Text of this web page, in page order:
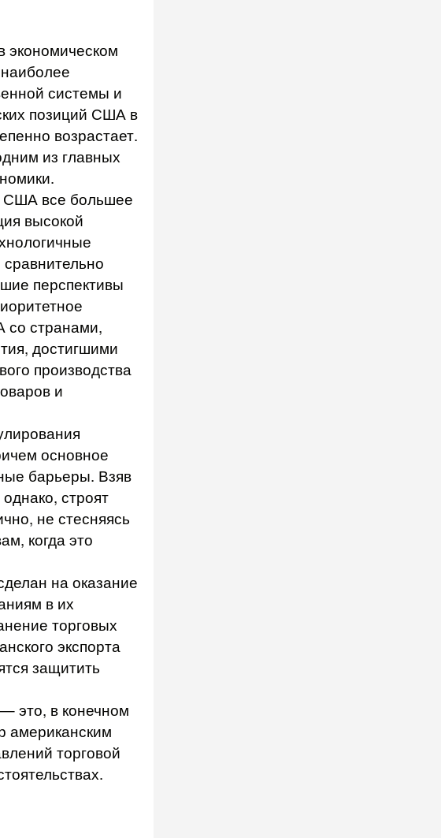
экономическом
системы и
позиций США в
возрастает.
из главных
США все большее
высокой
перспективы
со странами,
достигшими
производства
и
основное
барьеры. Взяв
строят
не стесняясь
когда это
на оказание
в их
торговых
экспорта
защитить
это, в конечном
американским
торговой